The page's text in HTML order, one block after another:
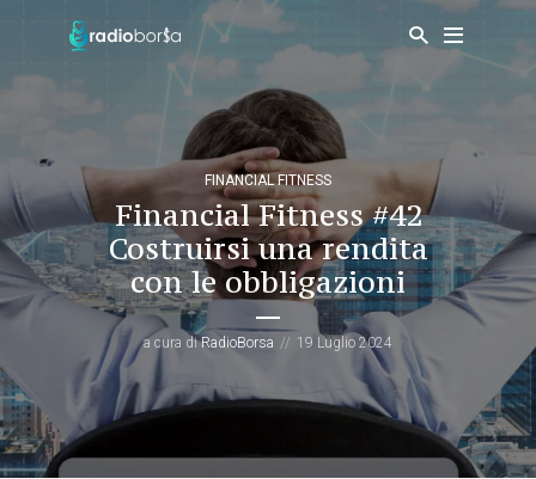
FINANCIAL FITNESS
Financial Fitness #42
Costruirsi una rendita
con le obbligazioni
a cura diRadioBorsa 19 Luglio 2024